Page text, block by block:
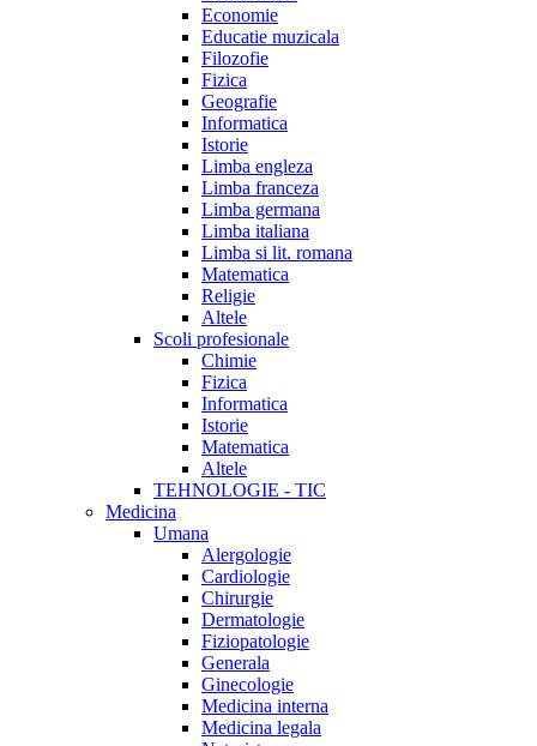
Economie
Educatie muzicala
Filozofie
Fizica
Geografie
Informatica
Istorie
Limba engleza
Limba franceza
Limba germana
Limba italiana
Limba si lit. romana
Matematica
Religie
Altele
Scoli profesionale
Chimie
Fizica
Informatica
Istorie
Matematica
Altele
TEHNOLOGIE - TIC
Medicina
Umana
Alergologie
Cardiologie
Chirurgie
Dermatologie
Fiziopatologie
Generala
Ginecologie
Medicina interna
Medicina legala